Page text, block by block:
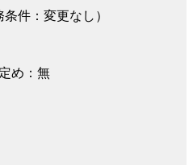
件：変更なし）
め：無